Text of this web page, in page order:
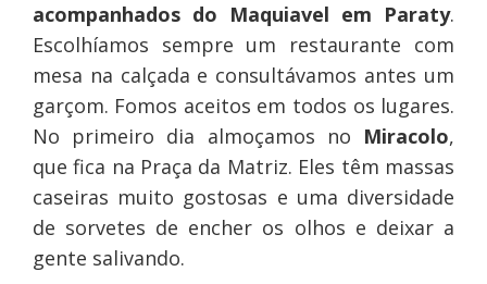
acompanhados do Maquiavel em Paraty.
Escolhíamos sempre um restaurante com
mesa na calçada e consultávamos antes um
garçom. Fomos aceitos em todos os lugares.
No primeiro dia almoçamos no Miracolo,
que fica na Praça da Matriz. Eles têm massas
caseiras muito gostosas e uma diversidade
de sorvetes de encher os olhos e deixar a
gente salivando.